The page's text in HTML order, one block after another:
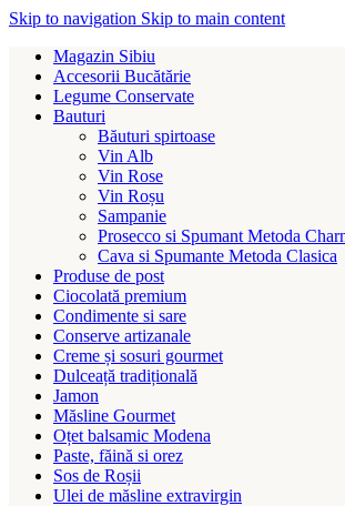
Skip to navigation Skip to main content
Magazin Sibiu
Accesorii Bucătărie
Legume Conservate
Bauturi
Băuturi spirtoase
Vin Alb
Vin Rose
Vin Roșu
Sampanie
Prosecco si Spumant Metoda
Cava si Spumante Metoda Clasica
Produse de post
Ciocolată premium
Condimente si sare
Conserve artizanale
Creme și sosuri gourmet
Dulceață tradițională
Jamon
Măsline Gourmet
Oțet balsamic Modena
Paste, făină si orez
Sos de Roșii
Ulei de măsline extravirgin